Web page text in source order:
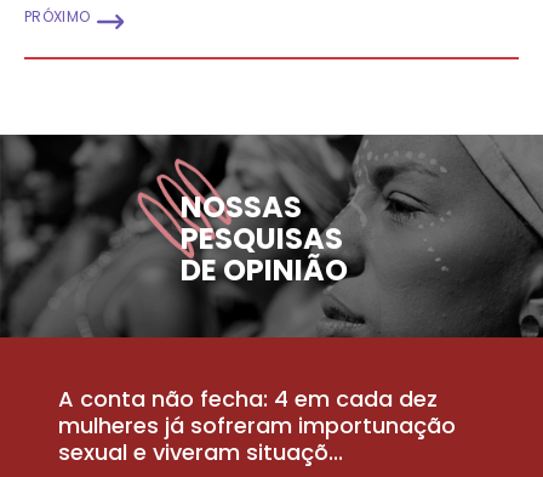
PRÓXIMO
NOSSAS
PESQUISAS
DE OPINIÃO
A conta não fecha: 4 em cada dez
mulheres já sofreram importunação
sexual e viveram situaçõ...